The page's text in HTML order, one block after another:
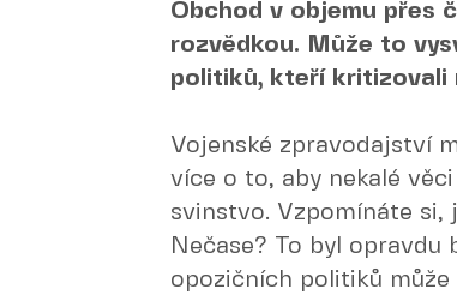
Obchod v objemu přes
rozvědkou. Může to
politiků, kteří kritizovali
Vojenské zpravodajství
více o to, aby nekalé
svinstvo. Vzpomínáte si,
Nečase? To byl opravdu
opozičních politiků může